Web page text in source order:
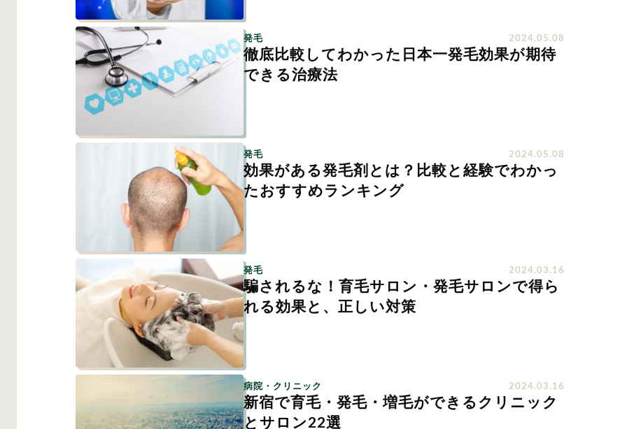
発毛 2024.05.08
徹底比較してわかった日本一発毛効果が期待
できる治療法
発毛 2024.05.08
効果がある発毛剤とは？比較と経験でわかっ
たおすすめランキング
発毛 2024.03.16
騙されるな！育毛サロン・発毛サロンで得ら
れる効果と、正しい対策
病院・クリニック 2024.03.16
新宿で育毛・発毛・増毛ができるクリニック
とサロン22選